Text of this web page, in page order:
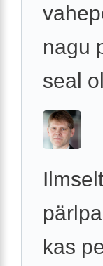
nagu
seal
kas